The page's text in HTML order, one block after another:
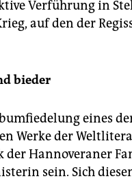
Verführung in
auf den der
bieder
eines
Werke der
der Hannoveraner
sein. Sich